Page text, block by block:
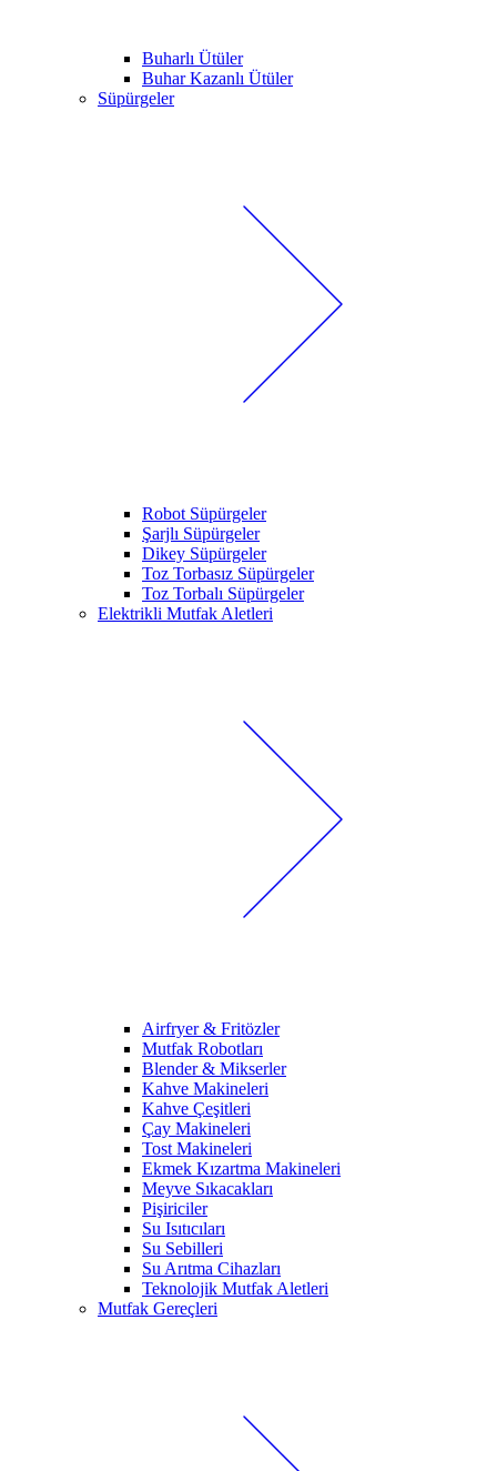
Buharlı Ütüler
Buhar Kazanlı Ütüler
Süpürgeler
Robot Süpürgeler
Şarjlı Süpürgeler
Dikey Süpürgeler
Toz Torbasız Süpürgeler
Toz Torbalı Süpürgeler
Elektrikli Mutfak Aletleri
Airfryer & Fritözler
Mutfak Robotları
Blender & Mikserler
Kahve Makineleri
Kahve Çeşitleri
Çay Makineleri
Tost Makineleri
Ekmek Kızartma Makineleri
Meyve Sıkacakları
Pişiriciler
Su Isıtıcıları
Su Sebilleri
Su Arıtma Cihazları
Teknolojik Mutfak Aletleri
Mutfak Gereçleri